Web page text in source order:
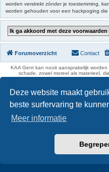
Deze website maakt
beste surfervaring te
Meer informatie
worden verstrekt zónder je toestemming,
worden gehouden voor een hackpoging
Forumoverzicht Contact
KAA Gent kan nooit aansprakelijk
schade, zowel moreel als materieel,
feitelijkheden en daden van derden die
de gegevens vermeld op de website van
geldt inzonderheid voor het forum,
is dus verantwoordelijk voor zijn
moderators kunnen niet aansprakelijk